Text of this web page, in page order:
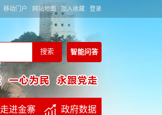
移动门户 网站地图 加入收藏 登录
智能问答
走进金寨 政府数据